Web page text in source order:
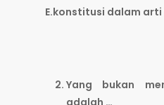
E.konstitusi dalam
Yang bukan